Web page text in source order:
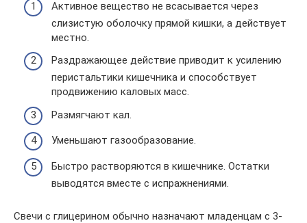
Активное вещество не всасывается через
слизистую оболочку прямой кишки, а действует
местно.
Раздражающее действие приводит к усилению
перистальтики кишечника и способствует
продвижению каловых масс.
Размягчают кал.
Уменьшают газообразование.
Быстро растворяются в кишечнике. Остатки
выводятся вместе с испражнениями.
Свечи с глицерином обычно назначают младенцам с 3-